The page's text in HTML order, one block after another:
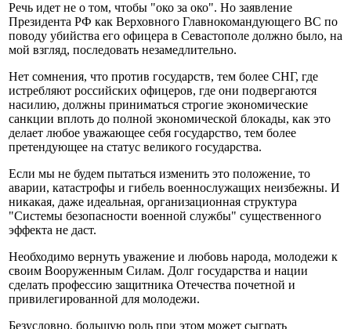
Речь идет не о том, чтобы "око за око". Но заявление
Президента РФ как Верховного Главнокомандующего ВС по
поводу убийства его офицера в Севастополе должно было, на
мой взгляд, последовать незамедлительно.
Нет сомнения, что против государств, тем более СНГ, где
истребляют российских офицеров, где они подвергаются
насилию, должны приниматься строгие экономические
санкции вплоть до полной экономической блокады, как это
делает любое уважающее себя государство, тем более
претендующее на статус великого государства.
Если мы не будем пытаться изменить это положение, то
аварии, катастрофы и гибель военнослужащих неизбежны. И
никакая, даже идеальная, организационная структура
"Системы безопасности военной службы" существенного
эффекта не даст.
Необходимо вернуть уважение и любовь народа, молодежи к
своим Вооруженным Силам. Долг государства и нации
сделать профессию защитника Отечества почетной и
привилегированной для молодежи.
Безусловно, большую роль при этом может сыграть